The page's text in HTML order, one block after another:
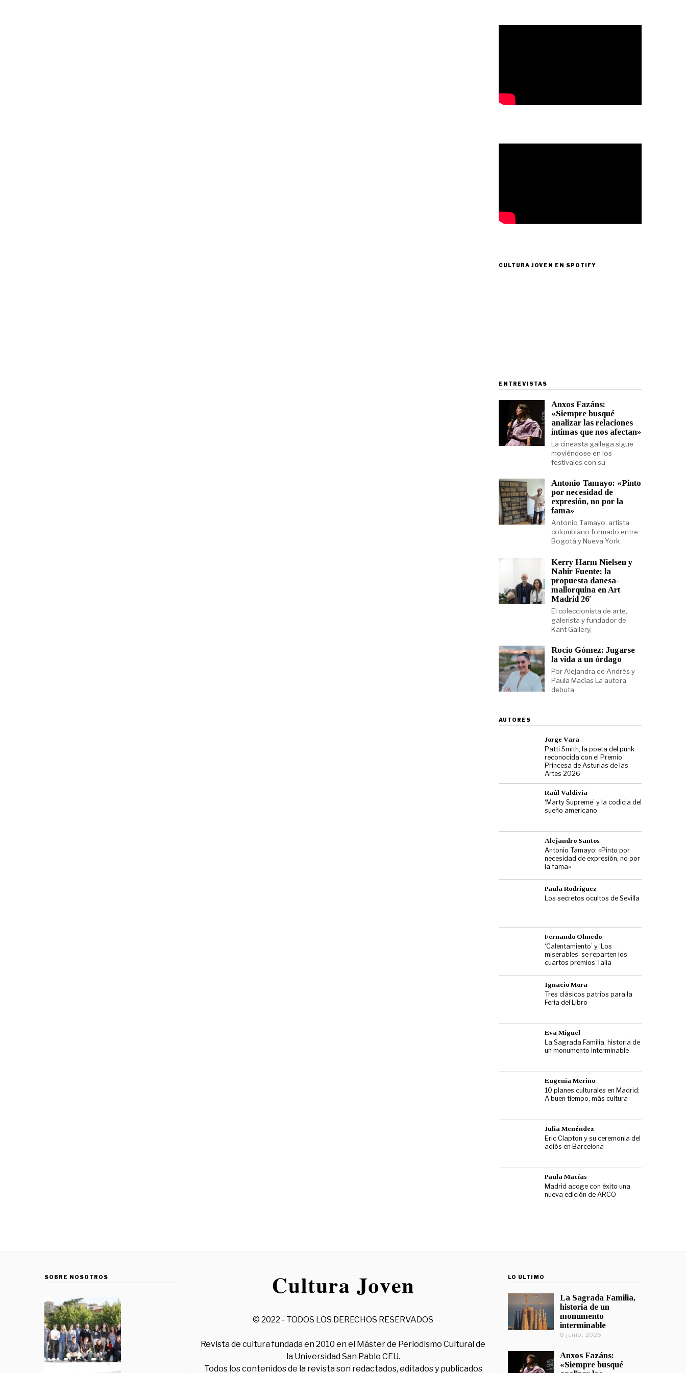
CULTURA JOVEN EN SPOTIFY
ENTREVISTAS
Anxos Fazáns:
«Siempre busqué
analizar las relaciones
íntimas que nos afectan»
La cineasta gallega sigue
moviéndose en los
festivales con su
Antonio Tamayo: «Pinto
por necesidad de
expresión, no por la
fama»
Antonio Tamayo, artista
colombiano formado entre
Bogotá y Nueva York
Kerry Harm Nielsen y
Nahir Fuente: la
propuesta danesa-
mallorquina en Art
Madrid 26′
El coleccionista de arte,
galerista y fundador de
Kant Gallery,
Rocío Gómez: Jugarse
la vida a un órdago
Por Alejandra de Andrés y
Paula Macías La autora
debuta
AUTORES
Jorge Vara
Patti Smith, la poeta del punk
reconocida con el Premio
Princesa de Asturias de las
Artes 2026
Raúl Valdivia
‘Marty Supreme’ y la codicia del
sueño americano
Alejandro Santos
Antonio Tamayo: «Pinto por
necesidad de expresión, no por
la fama»
Paula Rodríguez
Los secretos ocultos de Sevilla
Fernando Olmedo
‘Calentamiento’ y ‘Los
miserables’ se reparten los
cuartos premios Talía
Ignacio Mora
Tres clásicos patrios para la
Feria del Libro
Eva Miguel
La Sagrada Familia, historia de
un monumento interminable
Eugenia Merino
10 planes culturales en Madrid:
A buen tiempo, más cultura
Julia Menéndez
Eric Clapton y su ceremonia del
adiós en Barcelona
Paula Macías
Madrid acoge con éxito una
nueva edición de ARCO
SOBRE NOSOTROS
© 2022 - TODOS LOS DERECHOS RESERVADOS
Revista de cultura fundada en 2010 en el Máster de Periodismo Cultural de
la Universidad San Pablo CEU.
Todos los contenidos de la revista son redactados, editados y publicados
LO ÚLTIMO
La Sagrada Familia,
historia de un
monumento
interminable
8 junio, 2026
Anxos Fazáns:
«Siempre busqué